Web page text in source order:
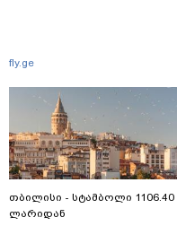
fly.ge
თბილისი - სტამბოლი 1106.40
ლარიდან